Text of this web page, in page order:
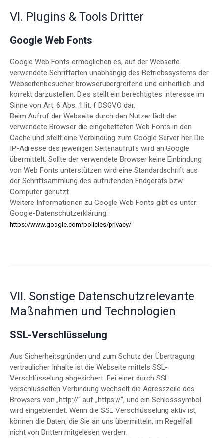
VI. Plugins & Tools Dritter
Google Web Fonts
Google Web Fonts ermöglichen es, auf der Webseite
verwendete Schriftarten unabhängig des Betriebssystems der
Webseitenbesucher browserübergreifend und einheitlich und
korrekt darzustellen. Dies stellt ein berechtigtes Interesse im
Sinne von Art. 6 Abs. 1 lit. f DSGVO dar.
Beim Aufruf der Webseite durch den Nutzer lädt der
verwendete Browser die eingebetteten Web Fonts in den
Cache und stellt eine Verbindung zum Google Server her. Die
IP-Adresse des jeweiligen Seitenaufrufs wird an Google
übermittelt. Sollte der verwendete Browser keine Einbindung
von Web Fonts unterstützen wird eine Standardschrift aus
der Schriftsammlung des aufrufenden Endgeräts bzw.
Computer genutzt.
Weitere Informationen zu Google Web Fonts gibt es unter:
Google-Datenschutzerklärung:
https://www.google.com/policies/privacy/
VII. Sonstige Datenschutzrelevante
Maßnahmen und Technologien
SSL-Verschlüsselung
Aus Sicherheitsgründen und zum Schutz der Übertragung
vertraulicher Inhalte ist die Webseite mittels SSL-
Verschlüsselung abgesichert. Bei einer durch SSL
verschlüsselten Verbindung wechselt die Adresszeile des
Browsers von „http://“ auf „https://“, und ein Schlosssymbol
wird eingeblendet. Wenn die SSL Verschlüsselung aktiv ist,
können die Daten, die Sie an uns übermitteln, im Regelfall
nicht von Dritten mitgelesen werden.